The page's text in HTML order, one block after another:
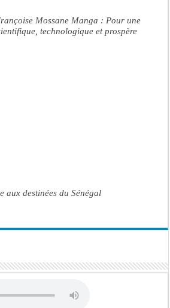
Mossane Manga : Pour une
technologique et prospère
aux destinées du Sénégal